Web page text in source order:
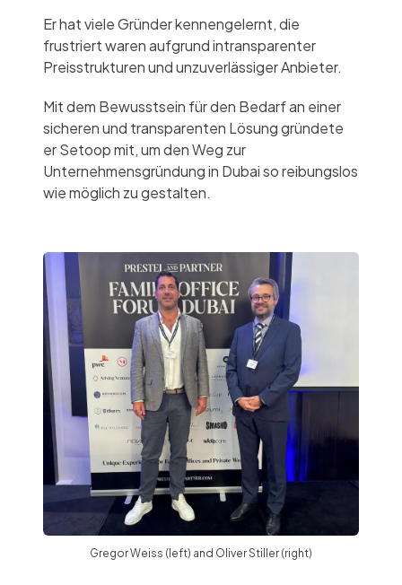
Er hat viele Gründer kennengelernt, die
frustriert waren aufgrund intransparenter
Preisstrukturen und unzuverlässiger Anbieter.
Mit dem Bewusstsein für den Bedarf an einer
sicheren und transparenten Lösung gründete
er Setoop mit, um den Weg zur
Unternehmensgründung in Dubai so reibungslos
wie möglich zu gestalten.
Gregor Weiss (left) and Oliver Stiller (right)